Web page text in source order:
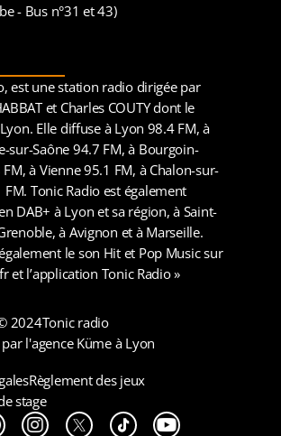
- Bus n°31 et 43)
est une station radio dirigée par
et Charles COUTY dont le
Elle diffuse à Lyon 98.4 FM, à
sur-Saône 94.7 FM, à Bourgoin-
FM, à Vienne 95.1 FM, à Chalon-sur-
FM. Tonic Radio est également
DAB+ à Lyon et sa région, à Saint-
à Avignon et à Marseille.
le son Hit et Pop Music sur
et l’application Tonic Radio »
2024Tonic radio
l'agence Küme à Lyon
Règlement des jeux
stage